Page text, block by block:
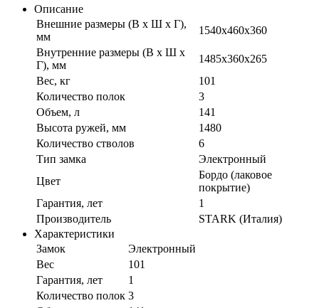
Описание
Внешние размеры (В х Ш х Г),
мм
1540x460x360
Внутренние размеры (В х Ш х
Г), мм
1485x360x265
Вес, кг
101
Количество полок
3
Объем, л
141
Высота ружей, мм
1480
Количество стволов
6
Тип замка
Электронный
Цвет
Бордо (лаковое
покрытие)
Гарантия, лет
1
Производитель
STARK (Италия)
Характеристики
Замок
Электронный
Вес
101
Гарантия, лет
1
Количество полок 3